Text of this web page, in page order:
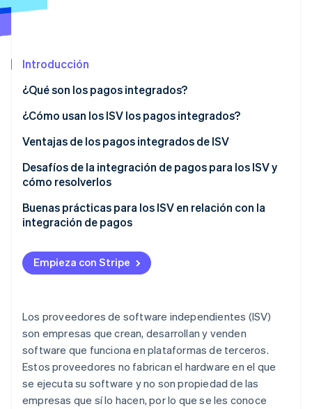
Constitución de una startup
Climate
Eliminación de dióxido de carbono
Identity
Stripe Sessions 2026
Descubre cómo Stripe está construyendo la
Ver ahora
Stripe App Marketplace
Introducción
¿Qué son los pagos integrados?
¿Cómo usan los ISV los pagos integrados?
Ventajas de los pagos integrados de ISV
Desafíos de la integración de pagos para los ISV y
cómo resolverlos
Buenas prácticas para los ISV en relación con la
integración de pagos
Empieza con Stripe
Los proveedores de software independientes (ISV)
son empresas que crean, desarrollan y venden
software que funciona en plataformas de terceros.
Estos proveedores no fabrican el hardware en el que
se ejecuta su software y no son propiedad de las
empresas que sí lo hacen, por lo que se les conoce